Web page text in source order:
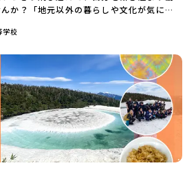
時は、メールアドレスの入力間違いにご
いて１室に複数(同性2～4名程度)で宿泊
アレルギー対応について個別の詳細なア
えしかねる場合がございます。対応が必
談ください。・参加取消や急遽参加でき
加決定後の参加お取り消しはご遠慮下さ
しの場合はお早めに事務局までご連絡く
シーやむを得ない参加お取り消しの場
対応させていただきます。ご了承くださ
日＜7月3日＞から、【キャンセルのご連
旅行代金】・21日目にあたる日以前：無
7日目-2日目：30％・プログラム開始日
いただく予定です。【旅行代金】無料※旅
ち、以下の内容が無料となります・宿泊
内のアクティビティ・体験費用・一部の食
のご負担となります・集合場所までの往
時間の個人飲食費などの個人的費用【募
込み多数の場合は抽選の上決定）【参加
場合は、締め切り後1週間を目途に当落結
【申し込み受付締切】4月30日(木)12：00
まで疑問も不安もワクワクに変える！「お
アップ説明会プログラムの内容を詳しく
みを迷われている方向けにZoomでのオン
りたい情報のレベルに合わせて、以下の2
さい。【STEP 1】全体オンライン説明会
きます🎵大樹高校は、農業から宇宙まで
大樹高校の学びは、ただ教室の机に座っ
！農業や漁業から、最先端の宇宙科学ま
です。先輩たちは「地域探究」の授業
ークル」を通して、学校の外へどんどん
にリアルな課題解決にチャレンジしてい
交流がきっと「未来の自分」のヒントが
い町の人たちや先輩たちとの出会いが待っ
あなたの世界をグッと広げる特別な旅に出
すすめポイント体験プログラム内容（予
オリエンテーション・自己紹介ワーク」
-先人の知恵と夢を体験「砂金堀」 -川
か？「地元以外の暮らしや文化が気にな
！」「自分の進学や将来の可能性をもっ
くりや工業高校に興味がある！」そんな
め！「おためし地域留学」は、日本全国
域の枠を超えて学校生活を送る「地域みら
プログラムです。はじめてのひとり旅で
がしっかりとサポートいたします。今回
出水市（いずみし）出水工業高校」出水
島県の玄関口にあるまち。ここでしか見ら
ちがずっと大切にしてきたものがありま
士の道」を歩く昔、武士たちがまちを守る
いずみふもと）武家屋敷群」。今も残る約
に、今も人が住んでいます。400年前の武
学校